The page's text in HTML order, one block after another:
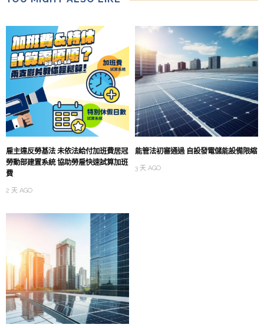
雇主違反勞基法 未依法給付加班費居冠
勞動部建置系統 協助勞雇快速試算加班
費
2 天 AGO
能管法初審通過 自設發電儲能設備限縮
3 天 AGO